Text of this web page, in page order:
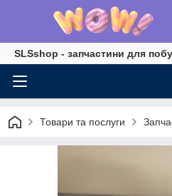
SLSshop - запчастини для
Товари та послуги